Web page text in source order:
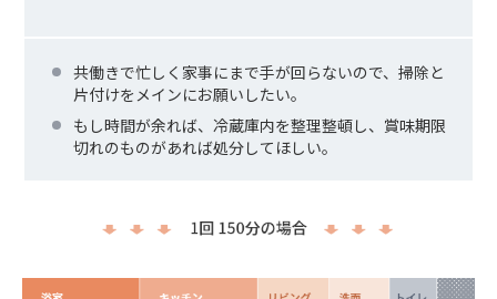
共働きで忙しく家事にまで手が回らないので、掃除と
片付けをメインにお願いしたい。
もし時間が余れば、冷蔵庫内を整理整頓し、賞味期限
切れのものがあれば処分してほしい。